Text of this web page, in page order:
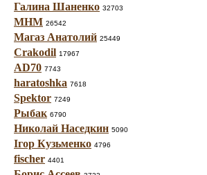
Галина Шаненко 32703
МНМ 26542
Магаз Анатолий 25449
Crakodil 17967
AD70 7743
haratoshka 7618
Spektor 7249
Рыбак 6790
Николай Наседкин 5090
Ігор Кузьменко 4796
fischer 4401